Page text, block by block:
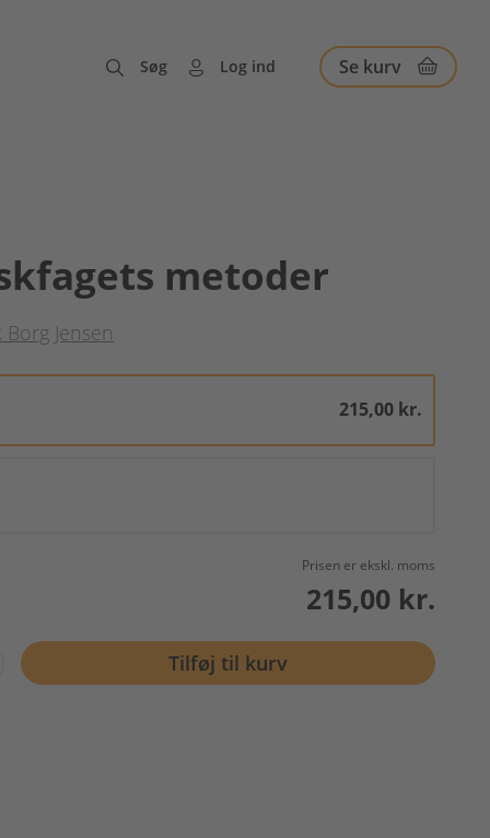
Søg Log ind Se kurv
metoder
Jensen
215,00 kr.
Prisen er ekskl. moms
215,00 kr.
Tilføj til kurv